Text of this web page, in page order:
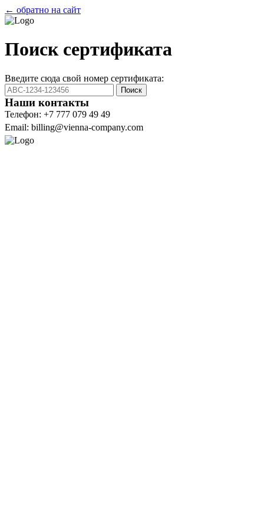
← обратно на сайт
Поиск сертификата
Введите сюда свой номер сертификата:
Поиск
Наши контакты
Телефон: +7 777 079 49 49
Email: billing@vienna-company.com